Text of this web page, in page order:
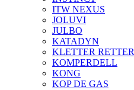
ITW NEXUS
JOLUVI
JULBO
KATADYN
KLETTER RETTER
KOMPERDELL
KONG
KOP DE GAS